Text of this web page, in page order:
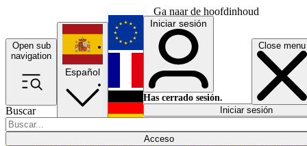
Ga naar de hoofdinhoud
Open sub
navigation
Close menu
Buscar
Acceso
RapporteurEconomíaPolítica NewslettersEventosTrabajos
Español
English
Français
Iniciar sesión
Has cerrado sesión.
Iniciar sesión